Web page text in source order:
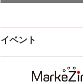
イベント